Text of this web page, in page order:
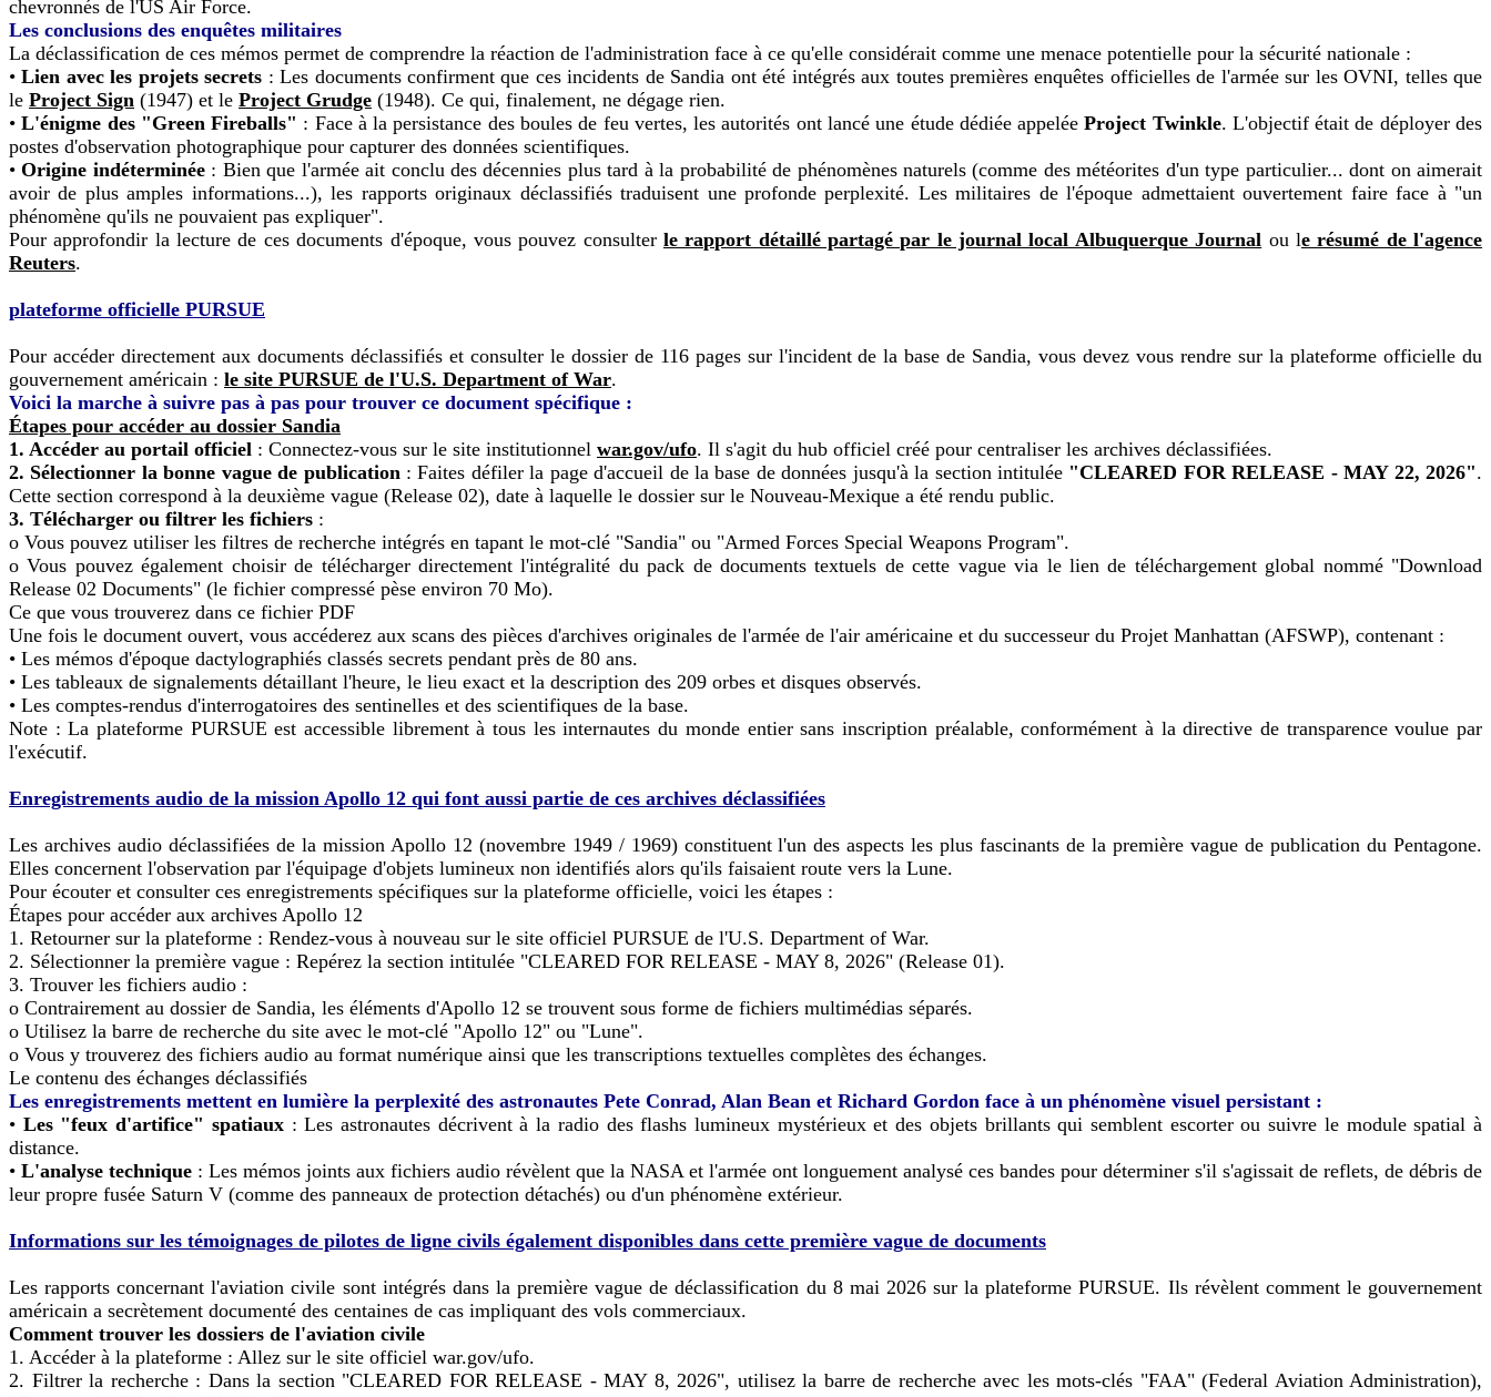
chevronnés de l'US Air Force.
Les conclusions des enquêtes militaires
La déclassification de ces mémos permet de comprendre la réaction de l'administration face à ce qu'elle considérait comme une menace potentielle pour la sécurité nationale :
•Lien avec les projets secrets : Les documents confirment que ces incidents de Sandia ont été intégrés aux toutes premières enquêtes officielles de l'armée sur les OVNI, telles que
le Project Sign (1947) et le Project Grudge (1948). Ce qui, finalement, ne dégage rien.
•L'énigme des "Green Fireballs" : Face à la persistance des boules de feu vertes, les autorités ont lancé une étude dédiée appeléeProject Twinkle. L'objectif était de déployer des
postes d'observation photographique pour capturer des données scientifiques.
•Origine indéterminée: Bien que l'armée ait conclu des décennies plus tard à la probabilité de phénomènes naturels (comme des météorites d'un type particulier... dont on aimerait
avoir de plus amples informations...), les rapports originaux déclassifiés traduisent une profonde perplexité. Les militaires de l'époque admettaient ouvertement faire face à "un
phénomène qu'ils ne pouvaient pas expliquer".
Pour approfondir la lecture de ces documents d'époque, vous pouvez consulter le rapport détaillé partagé par le journal local Albuquerque Journal ou le résumé de l'agence
Reuters.
plateforme officielle PURSUE
Pour accéder directement aux documents déclassifiés et consulter le dossier de 116 pages sur l'incident de la base de Sandia, vous devez vous rendre sur la plateforme officielle du
gouvernement américain : le site PURSUE de l'U.S. Department of War.
Voici la marche à suivre pas à pas pour trouver ce document spécifique :
Étapes pour accéder au dossier Sandia
1. Accéder au portail officiel : Connectez-vous sur le site institutionnel war.gov/ufo. Il s'agit du hub officiel créé pour centraliser les archives déclassifiées.
2. Sélectionner la bonne vague de publication : Faites défiler la page d'accueil de la base de données jusqu'à la section intitulée "CLEARED FOR RELEASE - MAY 22, 2026".
Cette section correspond à la deuxième vague (Release 02), date à laquelle le dossier sur le Nouveau-Mexique a été rendu public.
3. Télécharger ou filtrer les fichiers :
o Vous pouvez utiliser les filtres de recherche intégrés en tapant le mot-clé "Sandia" ou "Armed Forces Special Weapons Program".
o Vous pouvez également choisir de télécharger directement l'intégralité du pack de documents textuels de cette vague via le lien de téléchargement global nommé "Download
Release 02 Documents" (le fichier compressé pèse environ 70 Mo).
Ce que vous trouverez dans ce fichier PDF
Une fois le document ouvert, vous accéderez aux scans des pièces d'archives originales de l'armée de l'air américaine et du successeur du Projet Manhattan (AFSWP), contenant :
• Les mémos d'époque dactylographiés classés secrets pendant près de 80 ans.
• Les tableaux de signalements détaillant l'heure, le lieu exact et la description des 209 orbes et disques observés.
• Les comptes-rendus d'interrogatoires des sentinelles et des scientifiques de la base.
Note : La plateforme PURSUE est accessible librement à tous les internautes du monde entier sans inscription préalable, conformément à la directive de transparence voulue par
l'exécutif.
Enregistrements audio de la mission Apollo 12 qui font aussi partie de ces archives déclassifiées
Les archives audio déclassifiées de la mission Apollo 12 (novembre 1949 / 1969) constituent l'un des aspects les plus fascinants de la première vague de publication du Pentagone.
Elles concernent l'observation par l'équipage d'objets lumineux non identifiés alors qu'ils faisaient route vers la Lune.
Pour écouter et consulter ces enregistrements spécifiques sur la plateforme officielle, voici les étapes :
Étapes pour accéder aux archives Apollo 12
1. Retourner sur la plateforme : Rendez-vous à nouveau sur le site officiel PURSUE de l'U.S. Department of War.
2. Sélectionner la première vague : Repérez la section intitulée "CLEARED FOR RELEASE - MAY 8, 2026" (Release 01).
3. Trouver les fichiers audio :
o Contrairement au dossier de Sandia, les éléments d'Apollo 12 se trouvent sous forme de fichiers multimédias séparés.
o Utilisez la barre de recherche du site avec le mot-clé "Apollo 12" ou "Lune".
o Vous y trouverez des fichiers audio au format numérique ainsi que les transcriptions textuelles complètes des échanges.
Le contenu des échanges déclassifiés
Les enregistrements mettent en lumière la perplexité des astronautes Pete Conrad, Alan Bean et Richard Gordon face à un phénomène visuel persistant :
• Les "feux d'artifice" spatiaux : Les astronautes décrivent à la radio des flashs lumineux mystérieux et des objets brillants qui semblent escorter ou suivre le module spatial à
distance.
• L'analyse technique : Les mémos joints aux fichiers audio révèlent que la NASA et l'armée ont longuement analysé ces bandes pour déterminer s'il s'agissait de reflets, de débris de
leur propre fusée Saturn V (comme des panneaux de protection détachés) ou d'un phénomène extérieur.
Informations sur les témoignages de pilotes de ligne civils également disponibles dans cette première vague de documents
Les rapports concernant l'aviation civile sont intégrés dans la première vague de déclassification du 8 mai 2026 sur la plateforme PURSUE. Ils révèlent comment le gouvernement
américain a secrètement documenté des centaines de cas impliquant des vols commerciaux.
Comment trouver les dossiers de l'aviation civile
1. Accéder à la plateforme : Allez sur le site officiel war.gov/ufo.
2. Filtrer la recherche : Dans la section "CLEARED FOR RELEASE - MAY 8, 2026", utilisez la barre de recherche avec les mots-clés "FAA" (Federal Aviation Administration),